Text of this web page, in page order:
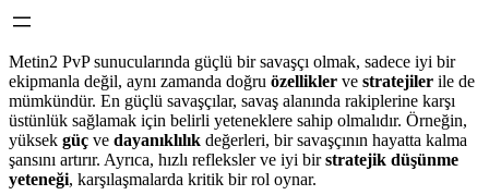
Metin2 PvP sunucularında güçlü bir savaşçı olmak, sadece iyi bir
ekipmanla değil, aynı zamanda doğru özellikler ve stratejiler ile de
mümkündür. En güçlü savaşçılar, savaş alanında rakiplerine karşı
üstünlük sağlamak için belirli yeteneklere sahip olmalıdır. Örneğin,
yüksek güç ve dayanıklılık değerleri, bir savaşçının hayatta kalma
şansını artırır. Ayrıca, hızlı refleksler ve iyi birstratejik düşünme
yeteneği, karşılaşmalarda kritik bir rol oynar.